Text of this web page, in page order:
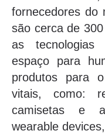
fornecedores do
são cerca de
as
espaço para
produtos para
vitais, como:
camisetas e
wearable